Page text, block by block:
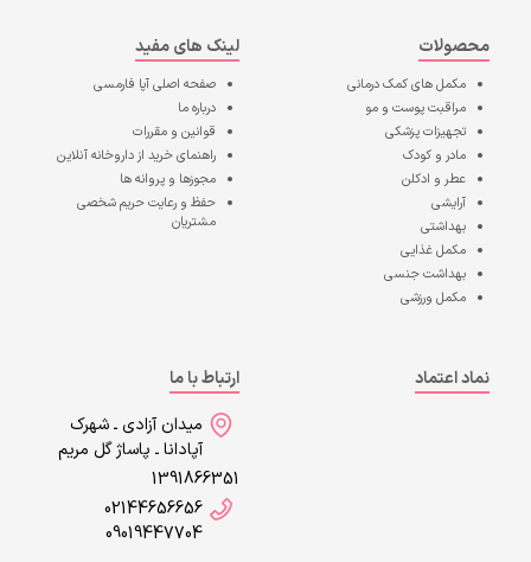
محصولات
مکمل های کمک درمانی
مراقبت پوست و مو
تجهیزات پزشکی
مادر و کودک
عطر و ادکلن
آرایشی
بهداشتی
مکمل غذایی
بهداشت جنسی
مکمل ورزشی
لینک های مفید
صفحه اصلیآپا فارمسی
درباره ما
قوانین و مقررات
راهنمای خرید از داروخانه آنلاین
مجوزها و پروانه ها
حفظ و رعایت حریم شخصی
مشتریان
نماد اعتماد
ارتباط با ما
میدان آزادی ـ شهرک
آپادانا ـ پاساژ گل مریم
1391866351
02144656656
09019447704